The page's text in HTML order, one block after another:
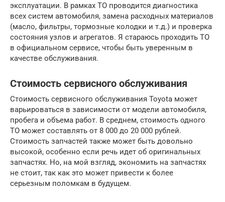
эксплуатации. В рамках ТО проводится диагностика
всех систем автомобиля, замена расходных материалов
(масло, фильтры, тормозные колодки и т.д.) и проверка
состояния узлов и агрегатов. Я стараюсь проходить ТО
в официальном сервисе, чтобы быть уверенным в
качестве обслуживания.
Стоимость сервисного обслуживания
Стоимость сервисного обслуживания Toyota может
варьироваться в зависимости от модели автомобиля,
пробега и объема работ. В среднем, стоимость одного
ТО может составлять от 8 000 до 20 000 рублей.
Стоимость запчастей также может быть довольно
высокой, особенно если речь идет об оригинальных
запчастях. Но, на мой взгляд, экономить на запчастях
не стоит, так как это может привести к более
серьезным поломкам в будущем.